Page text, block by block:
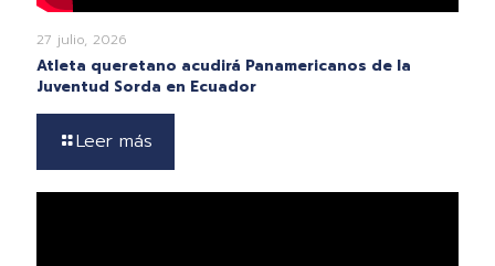
27 julio, 2026
Atleta queretano acudirá Panamericanos de la
Juventud Sorda en Ecuador
Leer más